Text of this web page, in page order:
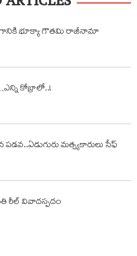
భూక్యా గౌతమి రాజీనామా
కోబ్రాలో..!
మత్స్యకారులు సేఫ్
రీల్ వివాదస్పదం